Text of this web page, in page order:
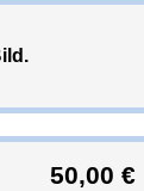
50,00 €